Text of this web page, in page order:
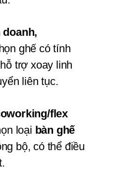
ghế có tính
trợ xoay linh
liên tục.
flex
loại bàn ghế
bộ, có thể điều